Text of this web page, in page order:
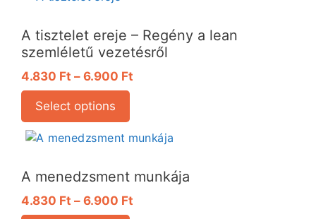
A tisztelet ereje – Regény a lean
szemléletű vezetésről
4.830 Ft – 6.900 Ft
Select options
A menedzsment munkája
4.830 Ft – 6.900 Ft